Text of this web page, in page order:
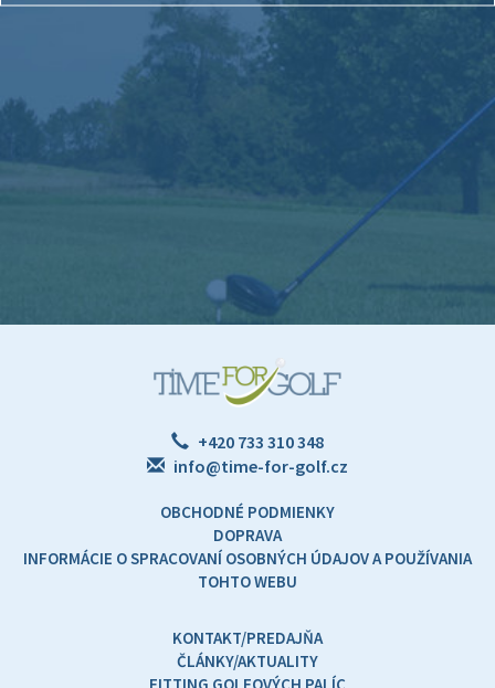
+420 733 310 348
info@time-for-golf.cz
OBCHODNÉ PODMIENKY
DOPRAVA
INFORMÁCIE O SPRACOVANÍ OSOBNÝCH ÚDAJOV A POUŽÍVANIA
TOHTO WEBU
KONTAKT/PREDAJŇA
ČLÁNKY/AKTUALITY